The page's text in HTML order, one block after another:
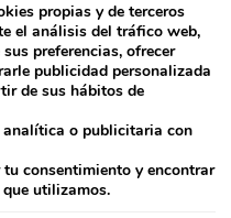
in the biggest
byTravel Tech
distribution
propias y de terceros
el análisis del tráfico web,
preferencias, ofrecer
publicidad personalizada
de sus hábitos de
o publicitaria con
consentimiento y encontrar
utilizamos.